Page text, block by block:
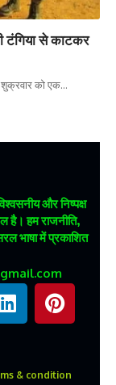
टंगिया से काटकर
को एक…
और निष्पक्ष
है। हम राजनीति,
भाषा में प्रकाशित
& condition